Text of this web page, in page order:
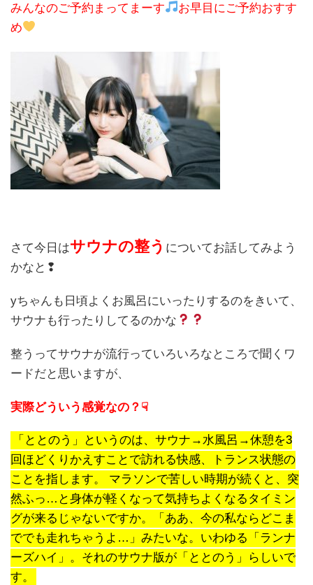
みんなのご予約まってまーす
お早目にご予約おすす
め
さて今日はサウナの整う についてお話してみよう
かなと❢
yちゃんも日頃よくお風呂にいったりするのをきいて、
サウナも行ったりしてるのかな
整うってサウナが流行っていろいろなところで聞くワ
ードだと思いますが、
実際どういう感覚なの？☟
「ととのう」というのは、サウナ→水風呂→休憩を3
回ほどくりかえすことで訪れる快感、トランス状態の
ことを指します。 マラソンで苦しい時期が続くと、突
然ふっ…と身体が軽くなって気持ちよくなるタイミン
グが来るじゃないですか。「ああ、今の私ならどこま
ででも走れちゃうよ…」みたいな。いわゆる「ランナ
ーズハイ」。それのサウナ版が「ととのう」らしいで
す。